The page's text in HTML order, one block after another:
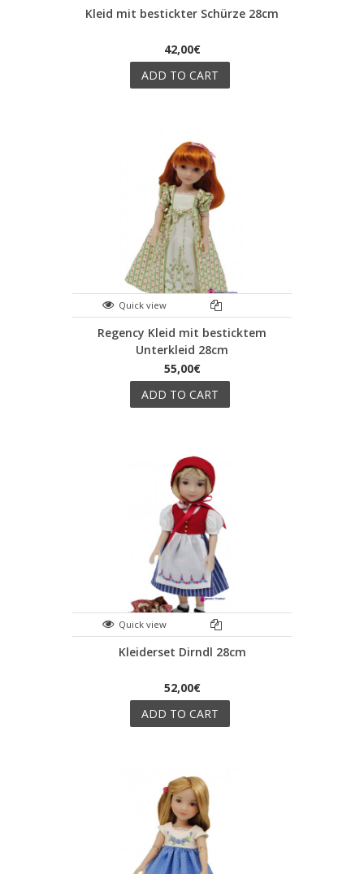
Kleid mit bestickter Schürze 28cm
42,00€
ADD TO CART
Quick view
Regency Kleid mit besticktem
Unterkleid 28cm
55,00€
ADD TO CART
Quick view
Kleiderset Dirndl 28cm
52,00€
ADD TO CART